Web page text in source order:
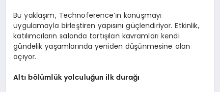
Bu yaklaşım, Technoference’ın konuşmayı
uygulamayla birleştiren yapısını güçlendiriyor. Etkinlik,
katılımcıların salonda tartışılan kavramları kendi
gündelik yaşamlarında yeniden düşünmesine alan
açıyor.
Altı bölümlük yolculuğun ilk durağı